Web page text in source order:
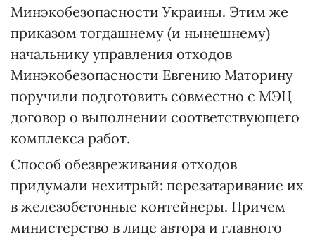
Минэкобезопасности Украины. Этим же
приказом тогдашнему (и нынешнему)
начальнику управления отходов
Минэкобезопасности Евгению Маторину
поручили подготовить совместно с МЭЦ
договор о выполнении соответствующего
комплекса работ.
Способ обезвреживания отходов
придумали нехитрый: перезатаривание их
в железобетонные контейнеры. Причем
министерство в лице автора и главного